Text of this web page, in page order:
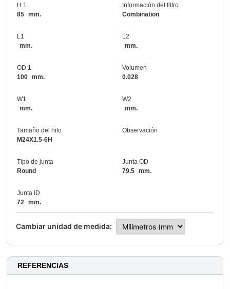
H 1
85 mm.
Información del filtro
Combination
L1
mm.
L2
mm.
OD 1
100 mm.
Volumen
0.028
W1
mm.
W2
mm.
Tamaño del hilo
M24X1.5-6H
Observación
Tipo de junta
Round
Junta OD
79.5 mm.
Junta ID
72
mm.
Cambiar unidad de medida:
REFERENCIAS